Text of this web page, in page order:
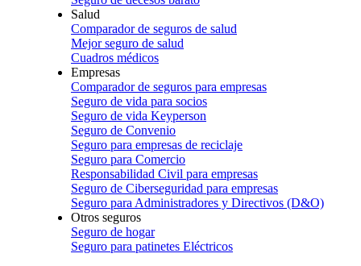
Salud
Comparador de seguros de salud
Mejor seguro de salud
Cuadros médicos
Empresas
Comparador de seguros para empresas
Seguro de vida para socios
Seguro de vida Keyperson
Seguro de Convenio
Seguro para empresas de reciclaje
Seguro para Comercio
Responsabilidad Civil para empresas
Seguro de Ciberseguridad para empresas
Seguro para Administradores y Directivos (D&O)
Otros seguros
Seguro de hogar
Seguro para patinetes Eléctricos